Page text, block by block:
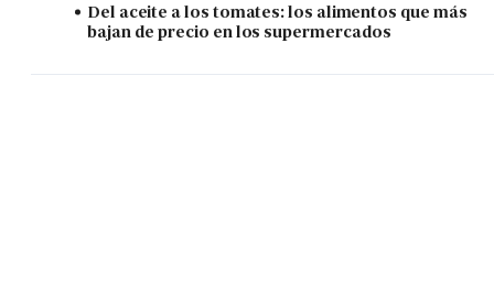
Del aceite a los tomates: los alimentos que más
bajan de precio en los supermercados